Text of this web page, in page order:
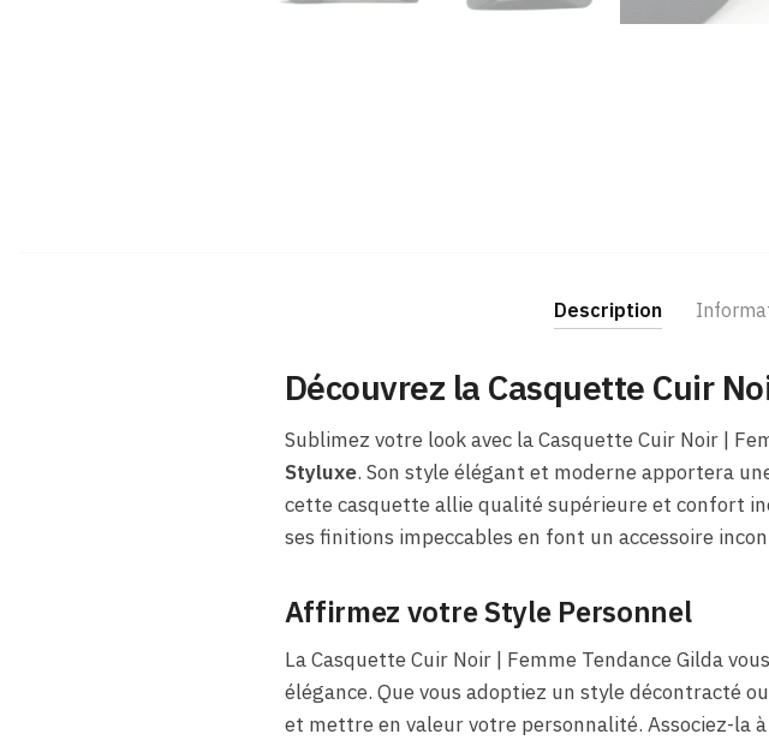
Description
Découvrez la Casquette Cuir
Sublimez votre look avec la Casquette Cuir Noir |
Styluxe. Son style élégant et moderne apportera
cette casquette allie qualité supérieure et confort
ses finitions impeccables en font un accessoire
Affirmez votre Style Personnel
La Casquette Cuir Noir | Femme Tendance Gilda
élégance. Que vous adoptiez un style décontracté
et mettre en valeur votre personnalité. Associez-la